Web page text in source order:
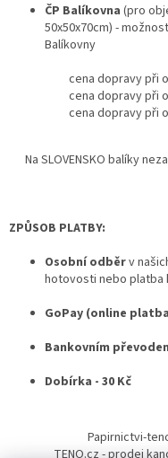
ČP Balíkovna (pro
50x50x70cm) -
Balíkovny
cena dopravy při
cena dopravy při
cena dopravy při
Na SLOVENSKO balíky
ZPŮSOB PLATBY:
Osobní odběrv
hotovosti nebo platba
GoPay (online
Bankovním
Dobírka - 30 Kč
Papirnictvi-
TENO.cz - prodej